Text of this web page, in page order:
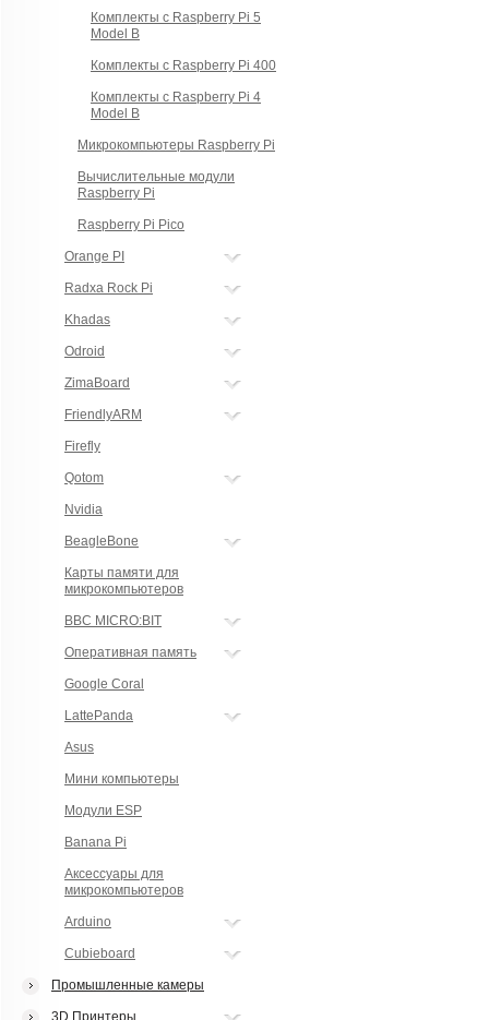
Комплекты с Raspberry Pi 5
Model B
Комплекты с Raspberry Pi 400
Комплекты с Raspberry Pi 4
Model B
Микрокомпьютеры Raspberry Pi
Вычислительные модули
Raspberry Pi
Raspberry Pi Pico
Orange PI
Radxa Rock Pi
Khadas
Odroid
ZimaBoard
FriendlyARM
Firefly
Qotom
Nvidia
BeagleBone
Карты памяти для
микрокомпьютеров
BBC MICRO:BIT
Оперативная память
Google Coral
LattePanda
Asus
Мини компьютеры
Модули ESP
Banana Pi
Аксессуары для
микрокомпьютеров
Arduino
Cubieboard
Промышленные камеры
3D Принтеры